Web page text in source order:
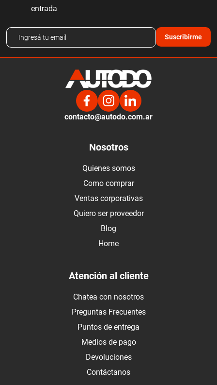
entrada
Suscribirme
contacto@autodo.com.ar
Nosotros
Quienes somos
Como comprar
Ventas corporativas
Quiero ser proveedor
Blog
Home
Atención al cliente
Chatea con nosotros
Preguntas Frecuentes
Puntos de entrega
Medios de pago
Devoluciones
Contáctanos